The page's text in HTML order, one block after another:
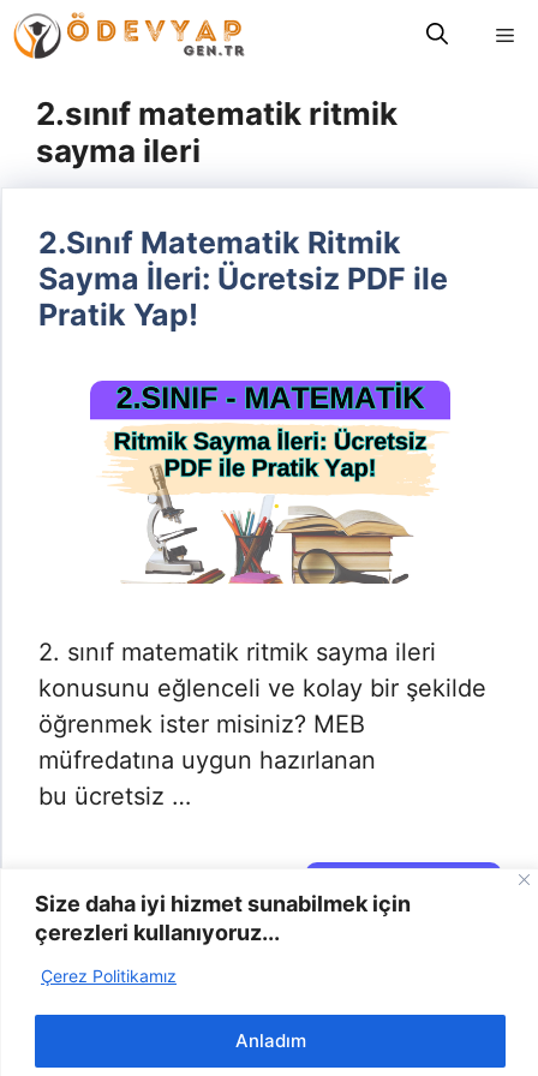
Size daha iyi hizmet sunabilmek için
çerezleri kullanıyoruz...
Çerez Politikamız
Anladım
İçeriğe
atla
2.sınıf matematik ritmik
sayma ileri
2.Sınıf Matematik Ritmik
Sayma İleri: Ücretsiz PDF ile
Pratik Yap!
2. sınıf matematik ritmik sayma ileri
konusunu eğlenceli ve kolay bir şekilde
öğrenmek ister misiniz? MEB
müfredatına uygun hazırlanan
bu ücretsiz …
Daha Fazlası →
2025 | Odevyap.gen.tr © -info@odevyap.gen.tr-Bize
Gizlilik Politikası